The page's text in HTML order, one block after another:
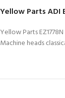
Yellow Parts ADI
Yellow Parts
Machine heads